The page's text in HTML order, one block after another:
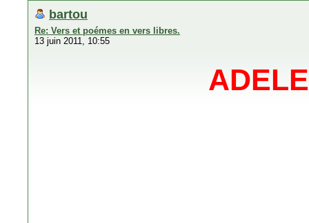
bartou
Re: Vers et poémes en vers libres.
13 juin 2011, 10:55